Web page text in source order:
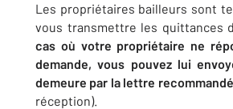
Les propriétaires bailleurs sont
vous transmettre les quittances
cas où votre propriétaire ne
demande, vous pouvez lui
demeure par la lettre
réception).